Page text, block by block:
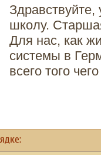
школу.
Для нас, как
системы в
всего того